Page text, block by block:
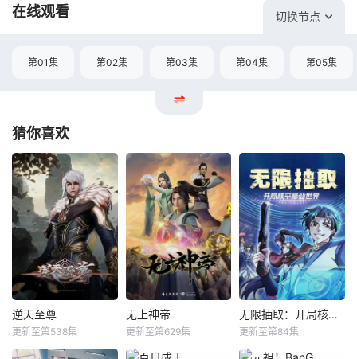
在线观看 切换节点
第01集 第02集 第03集 第04集 第05集
猜你喜欢
逆天至尊
更新至第538集
无上神帝
更新至第629集
无限抽取：开局核平修仙世界动态漫
更新至第84集